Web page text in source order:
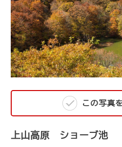
この写真
上山高原 ショーブ池